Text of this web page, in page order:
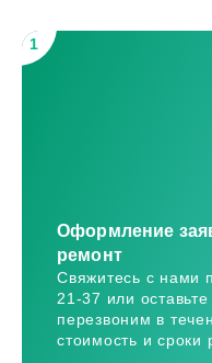
1
Оформление
ремонт
Свяжитесь с нами
21-37 или
перезвоним в
стоимость и сроки